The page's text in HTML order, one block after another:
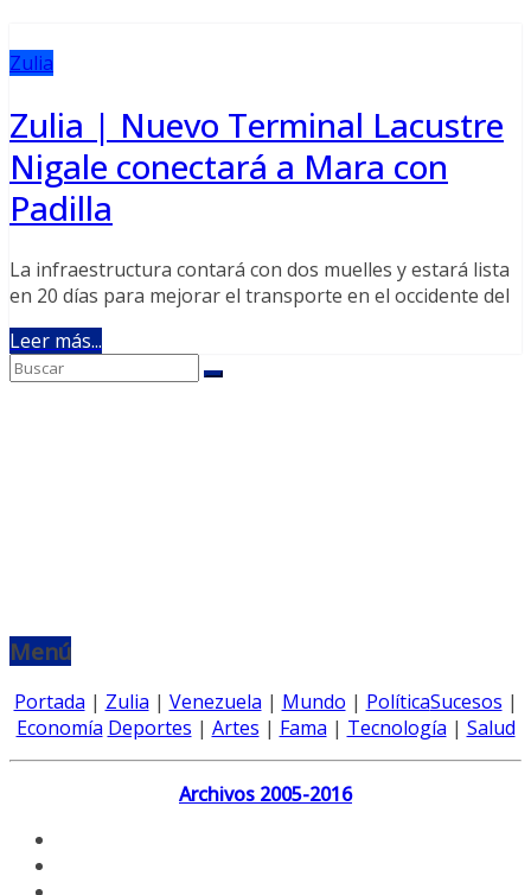
Zulia
Zulia | Nuevo Terminal Lacustre
Nigale conectará a Mara con
Padilla
La infraestructura contará con dos muelles y estará lista
en 20 días para mejorar el transporte en el occidente del
Leer más...
Menú
Portada | Zulia | Venezuela | Mundo | PolíticaSucesos |
Economía Deportes | Artes | Fama | Tecnología | Salud
Archivos 2005-2016